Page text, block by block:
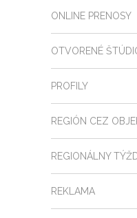
ONLINE PRENOSY
OTVORENÉ
PROFILY
REGIÓN CEZ
REGIONÁLNY
REKLAMA